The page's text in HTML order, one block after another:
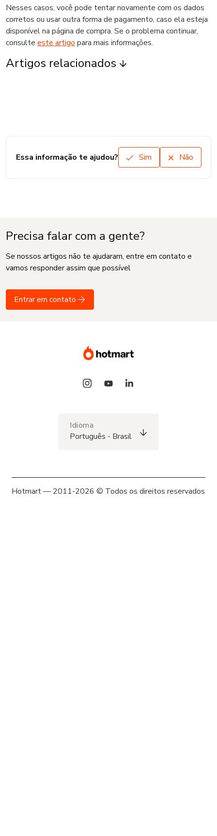
Nesses casos, você pode tentar novamente com os dados
corretos ou usar outra forma de pagamento, caso ela esteja
disponível na página de compra. Se o problema continuar,
consulte este artigo para mais informações.
Artigos relacionados
Essa informação te ajudou? Sim Não
Precisa falar com a gente?
Se nossos artigos não te ajudaram, entre em contato e
vamos responder assim que possível
Entrar em contato
Idioma
Português - Brasil
Hotmart — 2011-2026 © Todos os direitos reservados